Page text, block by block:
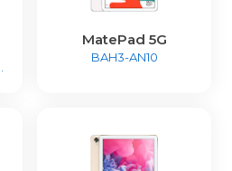
MatePad 5G
BAH3-AN10